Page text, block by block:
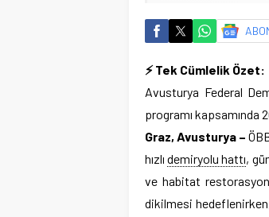
⚡ Tek Cümlelik Özet:
Avusturya Federal
programı kapsamında
Graz, Avusturya –
hızlıdemiryolu hattı,
ve habitat
dikilmesi